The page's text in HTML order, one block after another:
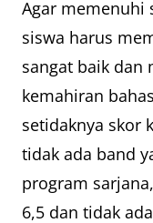
Agar memenuhi
siswa harus
sangat baik dan
kemahiran
setidaknya skor
tidak ada band
program
6,5 dan tidak